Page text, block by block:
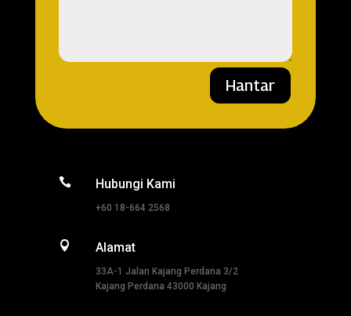
Hantar
 Hubungi Kami
+60 18-664 2568
 Alamat
33A-1 Jalan Kajang Perdana 3/2
Kajang Perdana 43000 Kajang